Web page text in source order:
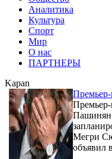
Аналитика
Культура
Спорт
Мир
О нас
ПАРТНЕРЫ
Kapan
Премьер-
Пашинян
Мегри
объявил